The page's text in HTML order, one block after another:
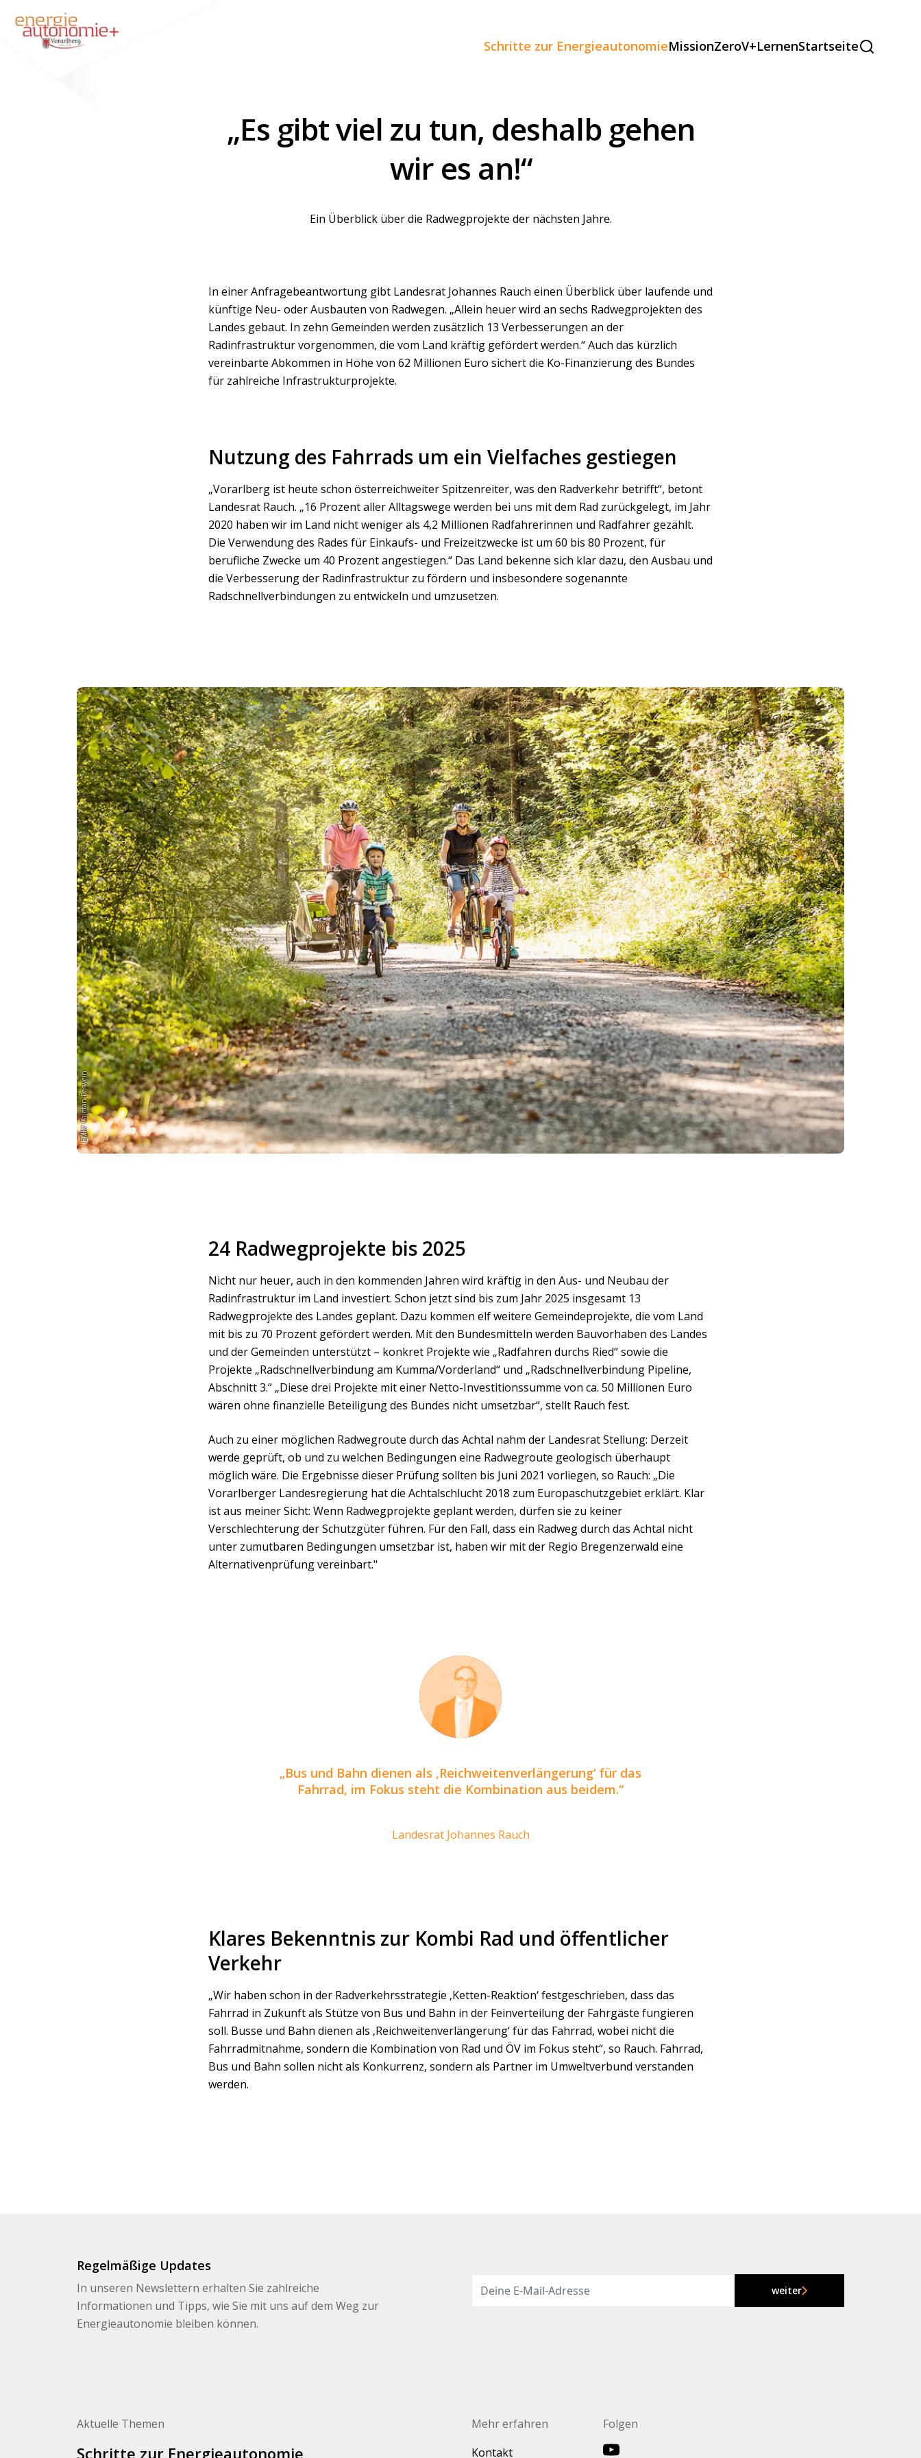
Schritte zur EnergieautonomieMissionZeroV+LernenStartseite
„Es gibt viel zu tun, deshalb gehen
wir es an!“
Ein Überblick über die Radwegprojekte der nächsten Jahre.
In einer Anfragebeantwortung gibt Landesrat Johannes Rauch einen Überblick über laufende und
künftige Neu- oder Ausbauten von Radwegen. „Allein heuer wird an sechs Radwegprojekten des
Landes gebaut. In zehn Gemeinden werden zusätzlich 13 Verbesserungen an der
Radinfrastruktur vorgenommen, die vom Land kräftig gefördert werden.“ Auch das kürzlich
vereinbarte Abkommen in Höhe von 62 Millionen Euro sichert die Ko-Finanzierung des Bundes
für zahlreiche Infrastrukturprojekte.
Nutzung des Fahrrads um ein Vielfaches gestiegen
„Vorarlberg ist heute schon österreichweiter Spitzenreiter, was den Radverkehr betrifft“, betont
Landesrat Rauch. „16 Prozent aller Alltagswege werden bei uns mit dem Rad zurückgelegt, im Jahr
2020 haben wir im Land nicht weniger als 4,2 Millionen Radfahrerinnen und Radfahrer gezählt.
Die Verwendung des Rades für Einkaufs- und Freizeitzwecke ist um 60 bis 80 Prozent, für
berufliche Zwecke um 40 Prozent angestiegen.“ Das Land bekenne sich klar dazu, den Ausbau und
die Verbesserung der Radinfrastruktur zu fördern und insbesondere sogenannte
Radschnellverbindungen zu entwickeln und umzusetzen.
BMK/ Cajetan Perwein
24 Radwegprojekte bis 2025
Nicht nur heuer, auch in den kommenden Jahren wird kräftig in den Aus- und Neubau der
Radinfrastruktur im Land investiert. Schon jetzt sind bis zum Jahr 2025 insgesamt 13
Radwegprojekte des Landes geplant. Dazu kommen elf weitere Gemeindeprojekte, die vom Land
mit bis zu 70 Prozent gefördert werden. Mit den Bundesmitteln werden Bauvorhaben des Landes
und der Gemeinden unterstützt – konkret Projekte wie „Radfahren durchs Ried“ sowie die
Projekte „Radschnellverbindung am Kumma/Vorderland“ und „Radschnellverbindung Pipeline,
Abschnitt 3.“ „Diese drei Projekte mit einer Netto-Investitionssumme von ca. 50 Millionen Euro
wären ohne finanzielle Beteiligung des Bundes nicht umsetzbar“, stellt Rauch fest.
Auch zu einer möglichen Radwegroute durch das Achtal nahm der Landesrat Stellung: Derzeit
werde geprüft, ob und zu welchen Bedingungen eine Radwegroute geologisch überhaupt
möglich wäre. Die Ergebnisse dieser Prüfung sollten bis Juni 2021 vorliegen, so Rauch: „Die
Vorarlberger Landesregierung hat die Achtalschlucht 2018 zum Europaschutzgebiet erklärt. Klar
ist aus meiner Sicht: Wenn Radwegprojekte geplant werden, dürfen sie zu keiner
Verschlechterung der Schutzgüter führen. Für den Fall, dass ein Radweg durch das Achtal nicht
unter zumutbaren Bedingungen umsetzbar ist, haben wir mit der Regio Bregenzerwald eine
Alternativenprüfung vereinbart."
Bus und Bahn dienen als ‚Reichweitenverlängerung‘ für das
Fahrrad, im Fokus steht die Kombination aus beidem.
Landesrat Johannes Rauch
Klares Bekenntnis zur Kombi Rad und öffentlicher
Verkehr
„Wir haben schon in der Radverkehrsstrategie ‚Ketten-Reaktion‘ festgeschrieben, dass das
Fahrrad in Zukunft als Stütze von Bus und Bahn in der Feinverteilung der Fahrgäste fungieren
soll. Busse und Bahn dienen als ‚Reichweitenverlängerung‘ für das Fahrrad, wobei nicht die
Fahrradmitnahme, sondern die Kombination von Rad und ÖV im Fokus steht“, so Rauch. Fahrrad,
Bus und Bahn sollen nicht als Konkurrenz, sondern als Partner im Umweltverbund verstanden
werden.
Regelmäßige Updates
In unseren Newslettern erhalten Sie zahlreiche
Informationen und Tipps, wie Sie mit uns auf dem Weg zur
Energieautonomie bleiben können.
weiter
Aktuelle Themen
Schritte zur Energieautonomie
Mehr erfahren
Kontakt
Folgen